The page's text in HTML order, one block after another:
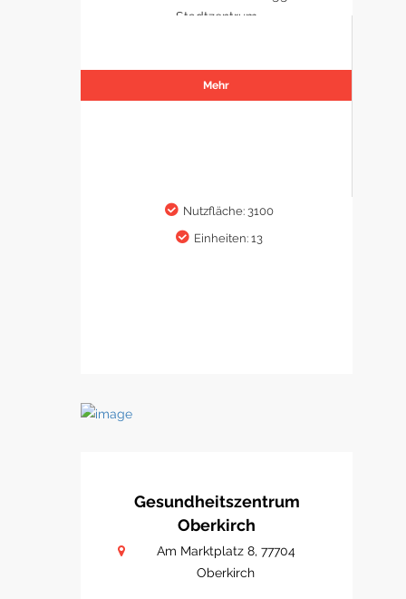
Stadtzentrum
Mehr
Nutzfläche: 3100
Einheiten: 13
Gesundheitszentrum
Oberkirch
Am Marktplatz 8, 77704
Oberkirch